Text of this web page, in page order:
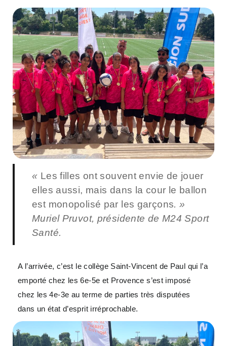
« Les filles ont souvent envie de jouer
elles aussi, mais dans la cour le ballon
est monopolisé par les garçons. »
Muriel Pruvot, présidente de M24 Sport
Santé.
A l’arrivée, c’est le collège Saint-Vincent de Paul qui l’a
emporté chez les 6e-5e et Provence s’est imposé
chez les 4e-3e au terme de parties très disputées
dans un état d’esprit irréprochable.